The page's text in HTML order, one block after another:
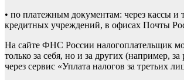
• по платежным документам: через кассы и
кредитных учреждений, в офисах Почты
На сайте ФНС России налогоплательщик
только за себя, но и за других (например,
через сервис «Уплата налогов за третьих